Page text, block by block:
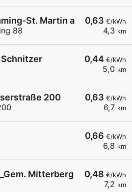
0,63 €/kWh
4,3 km
St. Martin am Grimming
88
0,44 €/kWh
5,0 km
0,63 €/kWh
6,7 km
200
0,66 €/kWh
6,8 km
0,48 €/kWh
7,2 km
Mitterberg